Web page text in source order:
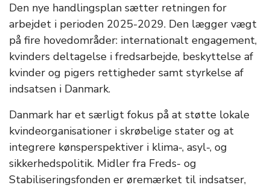
Den nye handlingsplan sætter retningen for
arbejdet i perioden 2025-2029. Den lægger vægt
på fire hovedområder: internationalt engagement,
kvinders deltagelse i fredsarbejde, beskyttelse af
kvinder og pigers rettigheder samt styrkelse af
indsatsen i Danmark.
Danmark har et særligt fokus på at støtte lokale
kvindeorganisationer i skrøbelige stater og at
integrere kønsperspektiver i klima-, asyl-, og
sikkerhedspolitik. Midler fra Freds- og
Stabiliseringsfonden er øremærket til indsatser,